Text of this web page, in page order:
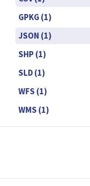
GPKG (1)
JSON (1)
SHP (1)
SLD (1)
WFS (1)
WMS (1)